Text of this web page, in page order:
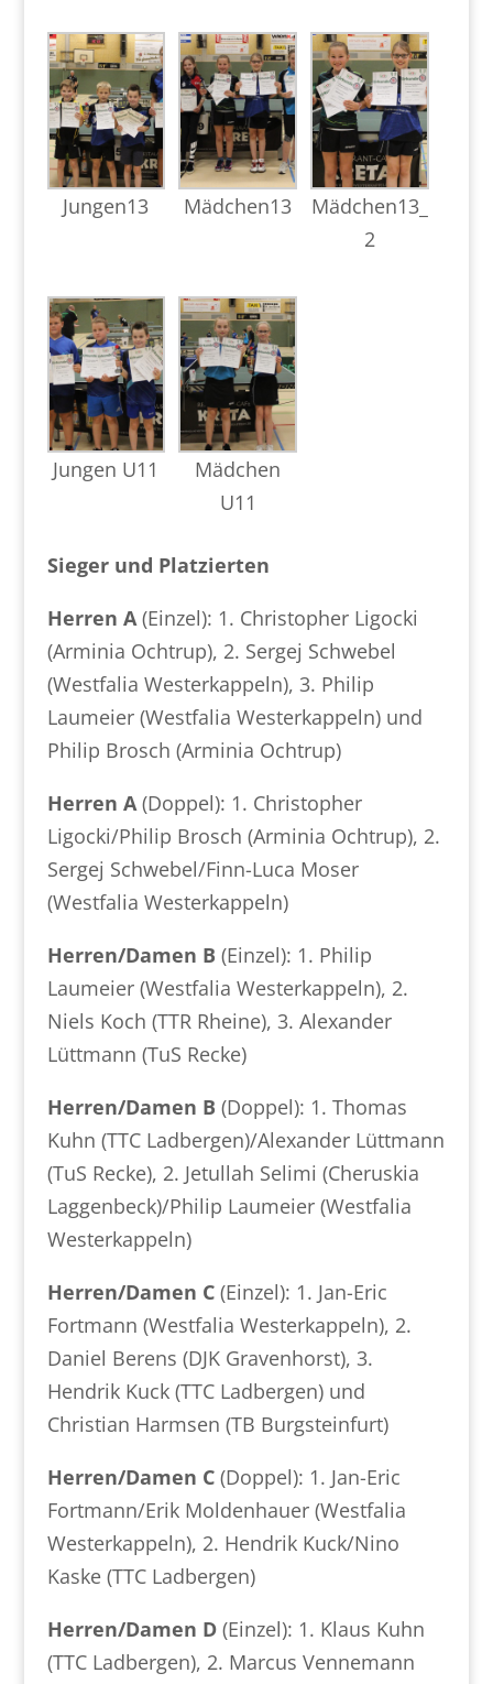
Jungen13 Mädchen13
Mädchen13_
2
Jungen U11
Mädchen
U11
Sieger und Platzierten
Herren A(Einzel): 1. Christopher Ligocki
(Arminia Ochtrup), 2. Sergej Schwebel
(Westfalia Westerkappeln), 3. Philip
Laumeier (Westfalia Westerkappeln) und
Philip Brosch (Arminia Ochtrup)
Herren A(Doppel): 1. Christopher
Ligocki/Philip Brosch (Arminia Ochtrup), 2.
Sergej Schwebel/Finn-Luca Moser
(Westfalia Westerkappeln)
Herren/Damen B (Einzel): 1. Philip
Laumeier (Westfalia Westerkappeln), 2.
Niels Koch (TTR Rheine), 3. Alexander
Lüttmann (TuS Recke)
Herren/Damen B (Doppel): 1. Thomas
Kuhn (TTC Ladbergen)/Alexander Lüttmann
(TuS Recke), 2. Jetullah Selimi (Cheruskia
Laggenbeck)/Philip Laumeier (Westfalia
Westerkappeln)
Herren/Damen C(Einzel): 1. Jan-Eric
Fortmann (Westfalia Westerkappeln), 2.
Daniel Berens (DJK Gravenhorst), 3.
Hendrik Kuck (TTC Ladbergen) und
Christian Harmsen (TB Burgsteinfurt)
Herren/Damen C(Doppel): 1. Jan-Eric
Fortmann/Erik Moldenhauer (Westfalia
Westerkappeln), 2. Hendrik Kuck/Nino
Kaske (TTC Ladbergen)
Herren/Damen D(Einzel): 1. Klaus Kuhn
(TTC Ladbergen), 2. Marcus Vennemann